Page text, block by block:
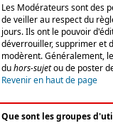
Les Modérateurs sont des
de veiller au respect du
jours. Ils ont le pouvoir
déverrouiller, supprimer et
modèrent. Généralement,
duhors-sujetou de poster
Revenir en haut de page
Que sont les groupes